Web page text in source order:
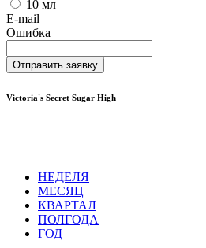
10 мл
E-mail
Ошибка
Отправить заявку
Victoria's Secret Sugar High
НЕДЕЛЯ
МЕСЯЦ
КВАРТАЛ
ПОЛГОДА
ГОД